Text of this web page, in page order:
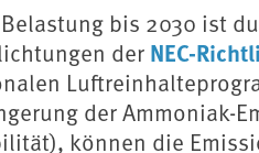
bis 2030 ist
der NEC-
der Ammoniak-
können die